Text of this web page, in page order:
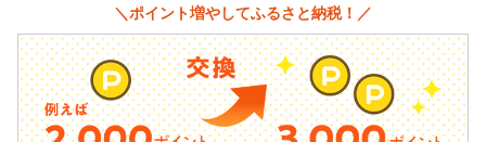
＼ポイント増やしてふるさと納税！／